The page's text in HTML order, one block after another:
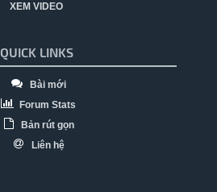
XEM VIDEO
QUICK LINKS
Bài mới
Forum Stats
Bản rút gọn
Liên hệ